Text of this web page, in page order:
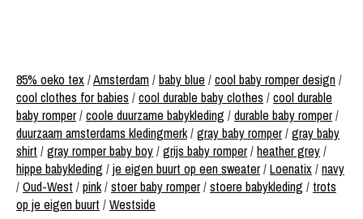
85% oeko tex/Amsterdam/baby blue /cool baby romper design/
cool clothes for babies /cool durable baby clothes /cool durable
baby romper/coole duurzame babykleding /durable baby romper/
duurzaam amsterdams kledingmerk/gray baby romper/gray baby
shirt /gray romper baby boy/grijs baby romper/heather grey/
hippe babykleding /je eigen buurt op een sweater/Loenatix/navy
/Oud-West /pink/stoer baby romper/stoere babykleding / trots
op je eigen buurt /Westside